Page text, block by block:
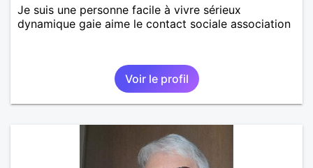
Je suis une personne facile à vivre sérieux
dynamique gaie aime le contact sociale association
Voir le profil